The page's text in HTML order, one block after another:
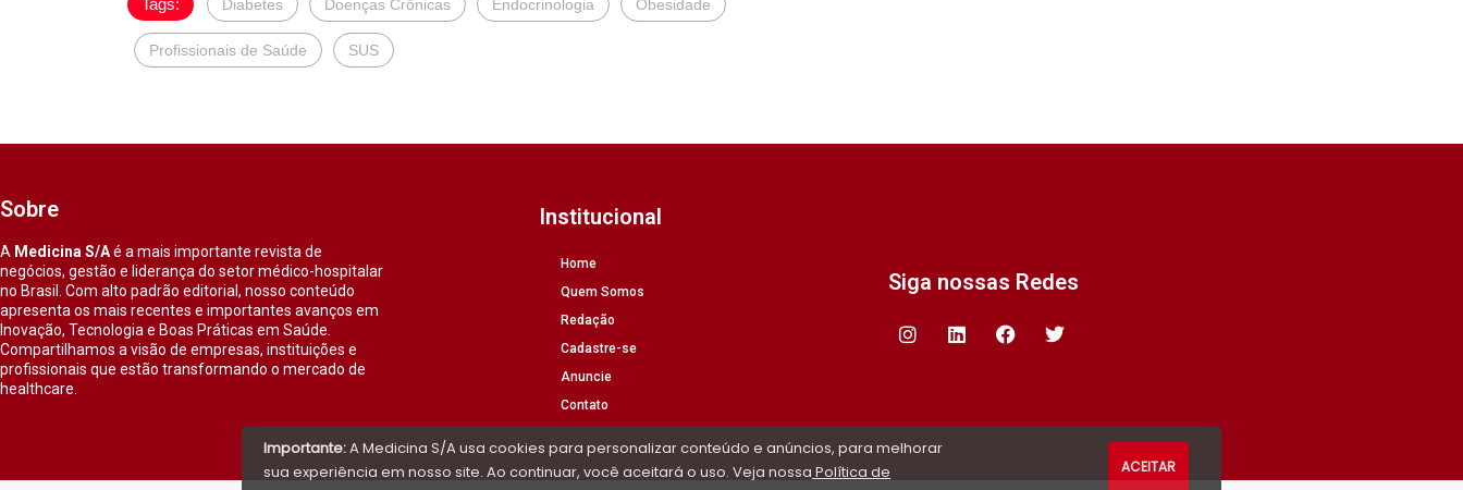
Tags: Diabetes Doenças Crônicas Endocrinologia Obesidade
Profissionais de Saúde SUS
Sobre
A Medicina S/Aé a mais importante revista de
negócios, gestão e liderança do setor médico-hospitalar
no Brasil. Com alto padrão editorial, nosso conteúdo
apresenta os mais recentes e importantes avanços em
Inovação, Tecnologia e Boas Práticas em Saúde.
Compartilhamos a visão de empresas, instituições e
profissionais que estão transformando o mercado de
healthcare.
Institucional
Home
Quem Somos
Redação
Cadastre-se
Anuncie
Contato
Siga nossas Redes
Importante:A Medicina S/A usa cookies para personalizar conteúdo e anúncios, para melhorar
sua experiência em nosso site. Ao continuar, você aceitará o uso. Veja nossa Política de
ACEITAR